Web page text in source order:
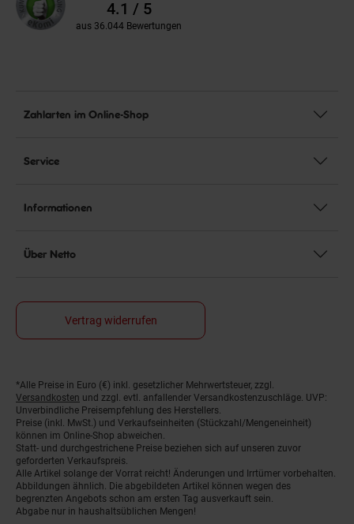
Bewertungen4.1 / 5
aus 36.044 Bewertungen
Zahlarten im Online-Shop
Service
Informationen
Über Netto
Vertrag widerrufen
Fußnoten
*Alle Preise in Euro (€) inkl. gesetzlicher Mehrwertsteuer, zzgl.
Versandkosten und zzgl. evtl. anfallender Versandkostenzuschläge. UVP:
Unverbindliche Preisempfehlung des Herstellers.
Preise (inkl. MwSt.) und Verkaufseinheiten (Stückzahl/Mengeneinheit)
können im Online-Shop abweichen.
Statt- und durchgestrichene Preise beziehen sich auf unseren zuvor
geforderten Verkaufspreis.
Alle Artikel solange der Vorrat reicht! Änderungen und Irrtümer vorbehalten.
Abbildungen ähnlich. Die abgebildeten Artikel können wegen des
begrenzten Angebots schon am ersten Tag ausverkauft sein.
Abgabe nur in haushaltsüblichen Mengen!